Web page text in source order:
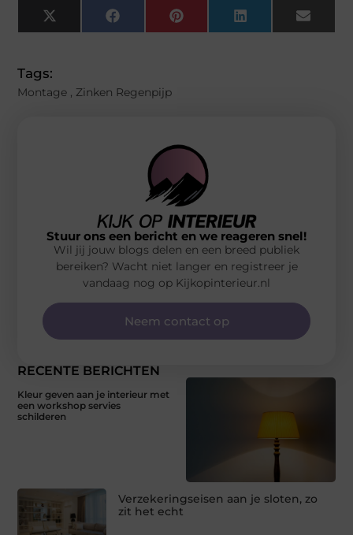
X
(Twitter)
FacebookPinterestLinkedInEmail
Tags:
Montage , Zinken Regenpijp
RECENTE BERICHTEN
Kleur geven aan je interieur met
een workshop servies
schilderen
Verzekeringseisen aan je sloten, zo
zit het echt
Stuur ons een bericht en we reageren snel!
Wil jij jouw blogs delen en een breed publiek
bereiken? Wacht niet langer en registreer je
vandaag nog op Kijkopinterieur.nl
Neem contact op